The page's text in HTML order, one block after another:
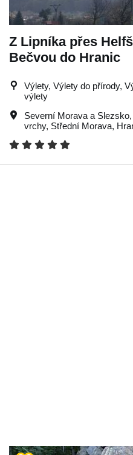
Z Lipníka přes
Bečvou do Hranic
Výlety, Výlety do přírody,
výlety
Severní Morava a Slezsko,
vrchy, Střední Morava,